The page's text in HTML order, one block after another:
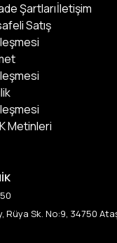
Şartları
Satış
Metinleri
İletişim
Rüya Sk. No:9, 34750